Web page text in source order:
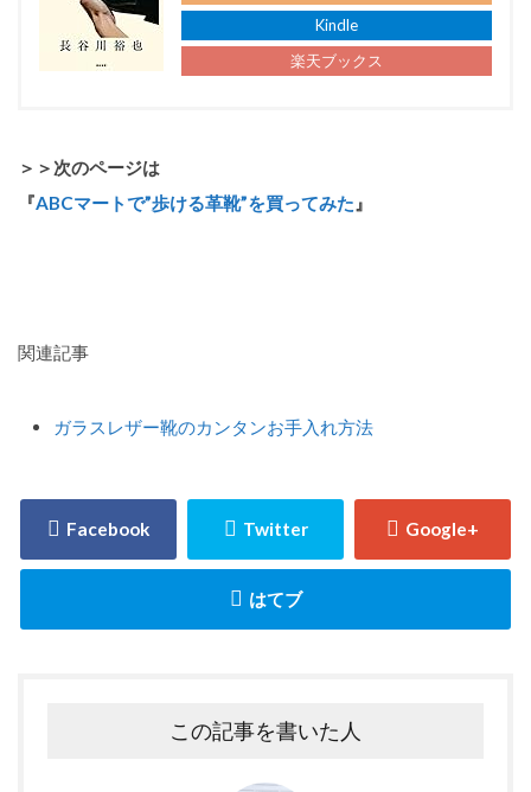
Kindle
楽天ブックス
＞＞次のページは
『ABCマートで”歩ける革靴”を買ってみた 』
関連記事
ガラスレザー靴のカンタンお手入れ方法
この記事を書いた人